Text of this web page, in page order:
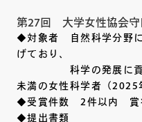
第27回 大学女性協会守
◆対象者 自然科学分野に
げており、
科学の発展に貢献
未満の女性科学者（2025
◆受賞件数 2件以内 賞
◆提出書類